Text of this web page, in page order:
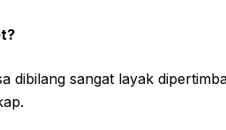
dibilang sangat layak